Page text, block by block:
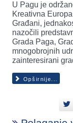
U Pagu je
Kreativna
Građani,
nazočili
Grada Paga,
mnogobrojnih
zainteresirani
Opširnije...